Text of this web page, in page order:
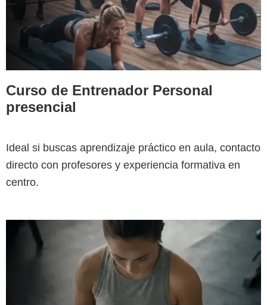
Curso de Entrenador Personal
presencial
Ideal si buscas aprendizaje práctico en aula, contacto
directo con profesores y experiencia formativa en
centro.